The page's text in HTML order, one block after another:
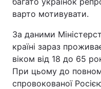
варто мотивувати.
За даними
країні зараз
віком від 18 до 65
При цьому до
спровокованої